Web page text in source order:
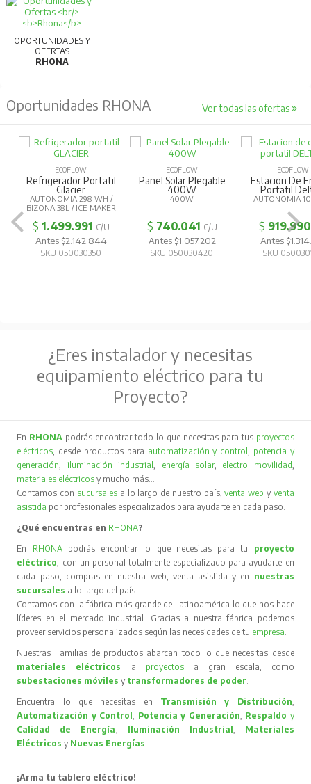
OPORTUNIDADES Y
OFERTAS
RHONA
Oportunidades RHONA Ver todas las ofertas
ECOFLOW
Refrigerador Portatil
Glacier
AUTONOMIA 298 WH /
BIZONA 38L / ICE MAKER
$ 1.499.991 C/U
Antes $2.142.844
SKU 050030350
ECOFLOW
Panel Solar Plegable
400W
400W
$ 740.041 C/U
Antes $1.057.202
SKU 050030420
ECOFLOW
Estacion De
Portatil
AUTONOMIA
$ 919.990
Antes
SKU
¿Eres instalador y necesitas
equipamiento eléctrico para tu
Proyecto?
En RHONA podrás encontrar todo lo que necesitas para tus proyectos
eléctricos, desde productos para automatización y control, potencia y
generación, iluminación industrial, energía solar, electro movilidad,
materiales eléctricos y mucho más…
Contamos con sucursales a lo largo de nuestro país,venta web y venta
asistida por profesionales especializados para ayudarte en cada paso.
¿Qué encuentras en RHONA?
En RHONA podrás encontrar lo que necesitas para tu proyecto
eléctrico, con un personal totalmente especializado para ayudarte en
cada paso, compras en nuestra web, venta asistida y en nuestras
sucursales a lo largo del país.
Contamos con la fábrica más grande de Latinoamérica lo que nos hace
líderes en el mercado industrial. Gracias a nuestra fábrica podemos
proveer servicios personalizados según las necesidades de tu empresa.
Nuestras Familias de productos abarcan todo lo que necesitas desde
materiales eléctricos
a proyectos
a gran escala, como
subestaciones móvilesy transformadores de poder.
Encuentra lo que necesitas en Transmisión y Distribución,
Automatización y Control, Potencia y Generación, Respaldo y
Calidad de Energía, Iluminación Industrial , Materiales
Eléctricos y Nuevas Energías.
¡Arma tu tablero eléctrico!